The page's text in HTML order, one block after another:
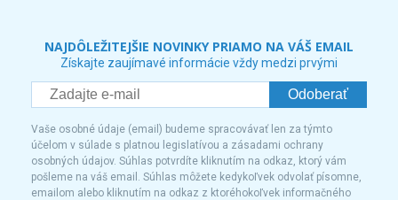
NAJDÔLEŽITEJŠIE NOVINKY PRIAMO NA VÁŠ EMAIL
Získajte zaujímavé informácie vždy medzi prvými
Odoberať
Vaše osobné údaje (email) budeme spracovávať len za týmto
účelom v súlade s platnou legislatívou a zásadami ochrany
osobných údajov. Súhlas potvrdíte kliknutím na odkaz, ktorý vám
pošleme na váš email. Súhlas môžete kedykoľvek odvolať písomne,
emailom alebo kliknutím na odkaz z ktoréhokoľvek informačného